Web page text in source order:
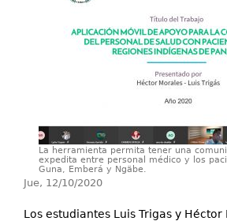
La herramienta permita tener una
expedita entre personal médico y los
Guna, Emberá y Ngäbe.
Jue, 12/10/2020
Los estudiantes Luis Trigas y Héctor